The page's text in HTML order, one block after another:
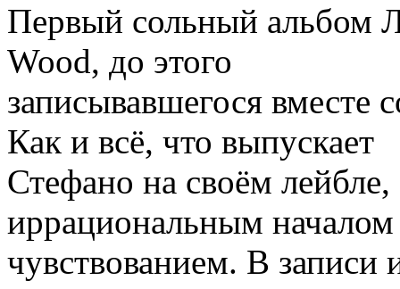
Первый сольный альбом
Wood, до этого
записывавшегося
Как и всё, что выпускает
Стефано на своём
иррациональным
чувствованием. В записи